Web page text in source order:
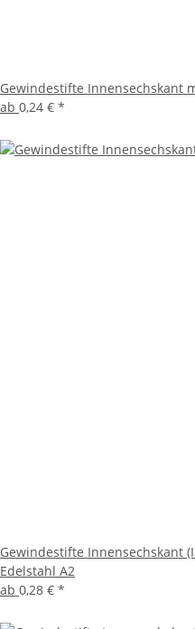
Gewindestifte Innensechskant
ab 0,24 € *
Gewindestifte Innensechskant
Edelstahl A2
ab 0,28 € *